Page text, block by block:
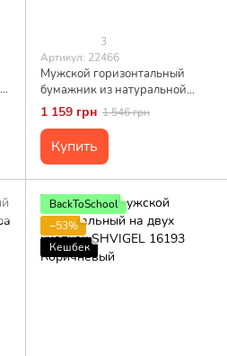
3
Артикул: 22466
Мужской горизонтальный
бумажник из натуральной
кожи ST Leather 22466
Черный
1 159 грн 1 546 грн
Купить
BackToSchool
−53%
Кешбек